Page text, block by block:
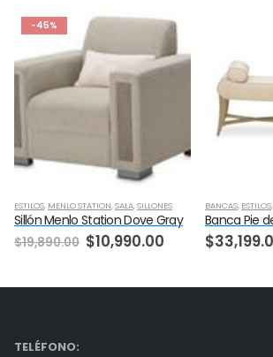
,OCASIONALES
-45%
ESTILOS, MENLO STATION,SALA,SILLONES
Sillón Menlo Station Dove Gray
$19,890.00 Original
price
$19,890.00.
$10,990.00Current
$10,990.00.
BANCAS, ESTILOS,
$
TELÉFONO: